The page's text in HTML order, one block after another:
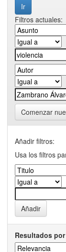
Filtros actuales:
Comenzar
Añadir filtros:
Usa los filtros
Resultados